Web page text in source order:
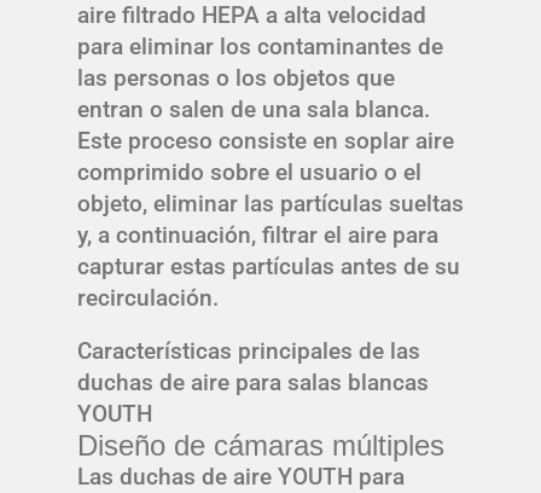
aire filtrado HEPA a alta velocidad
para eliminar los contaminantes de
las personas o los objetos que
entran o salen de una sala blanca.
Este proceso consiste en soplar aire
comprimido sobre el usuario o el
objeto, eliminar las partículas sueltas
y, a continuación, filtrar el aire para
capturar estas partículas antes de su
recirculación.
Características principales de las
duchas de aire para salas blancas
YOUTH
Diseño de cámaras múltiples
Las duchas de aire YOUTH para